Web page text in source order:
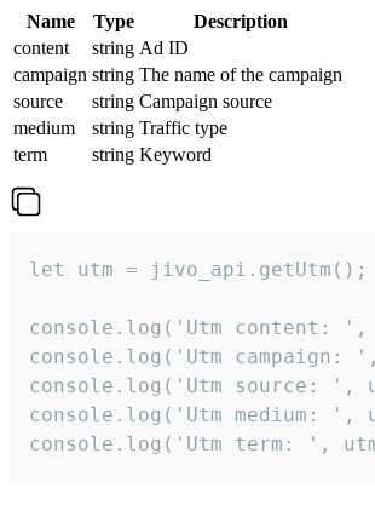
Name Type
Description
content
string Ad ID
campaign string The name of the campaign
source
string Campaign source
medium
string Traffic type
term
string Keyword
let utm = jivo_api.getUtm();
console.log('Utm content: ',
console.log('Utm campaign:
console.log('Utm source: ',
console.log('Utm medium: ',
console.log('Utm term: ',